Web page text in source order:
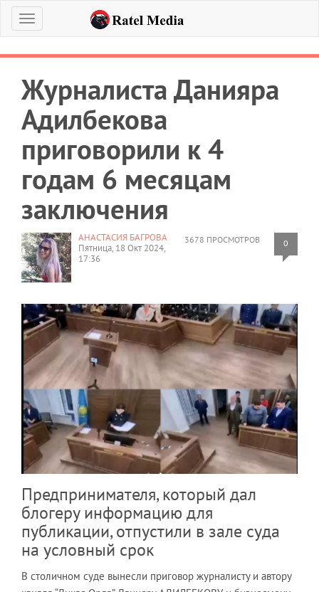
Меню
Журналиста Данияра
Адилбекова
приговорили к 4
годам 6 месяцам
заключения
3678 ПРОСМОТРОВ 0
АНАСТАСИЯ БАГРОВА
Пятница, 18 Окт 2024,
17:36
Предпринимателя, который дал
блогеру информацию для
публикации, отпустили в зале суда
на условный срок
В столичном суде вынесли приговор журналисту и автору